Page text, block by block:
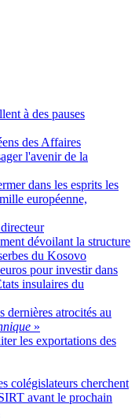
à des pauses
des Affaires
l'avenir de la
dans les esprits les
européenne,
dévoilant la structure
du Kosovo
pour investir dans
insulaires du
dernières atrocités au
»
les exportations des
colégislateurs cherchent
avant le prochain